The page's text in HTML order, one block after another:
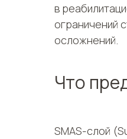
в
ограничений
осложнений.
Что
SMAS-слой